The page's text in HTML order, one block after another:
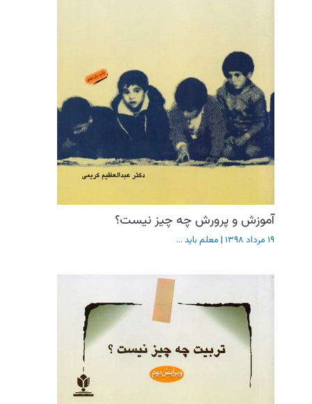
آموزش و پرورش چه چیز نیست؟
۱۹ مرداد ۱۳۹۸ | معلم باید ...